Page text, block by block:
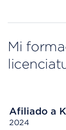
Mi
Afiliado a
2024